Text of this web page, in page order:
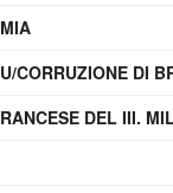
CORRUZIONE DI
DEL III.